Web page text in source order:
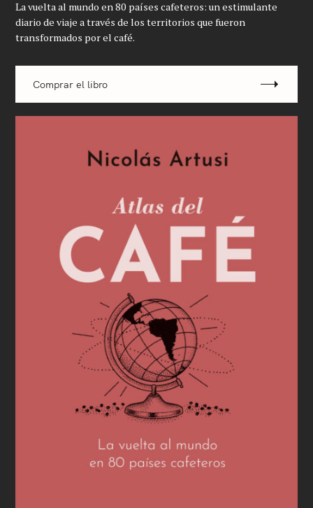
La vuelta al mundo en 80 países cafeteros: un estimulante
diario de viaje a través de los territorios que fueron
transformados por el café.
Comprar el libro